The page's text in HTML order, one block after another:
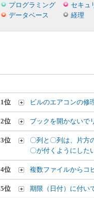
プログラミング セキュ
データベース 経理
1位 ビルのエアコンの修
2位 ブックを開かないで
3位
〇列と〇列は、片方
〇が付くようにした
4位 複数ファイルからコ
5位 期限（日付）に付い